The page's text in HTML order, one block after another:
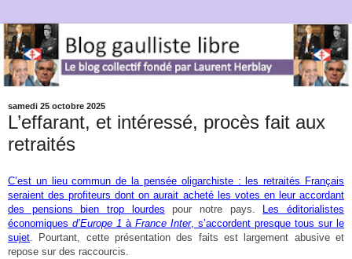
samedi 25 octobre 2025
L’effarant, et intéressé, procès fait aux
retraités
C’est un lieu commun de la pensée oligarchiste : les retraités Français
seraient des profiteurs dont on aurait acheté les votes en leur accordant
des pensions bien trop lourdes pour notre pays.
Les éditorialistes
économiques d’Europe 1 à France Inter, s’accordent presque tous sur le
sujet. Pourtant, cette présentation des faits est largement abusive et
repose sur des raccourcis.